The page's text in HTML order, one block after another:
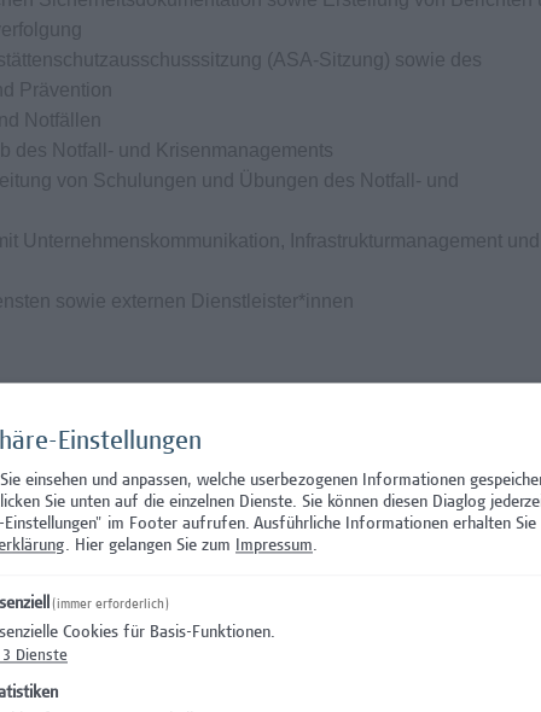
(ASA-Sitzung) sowie des
Prävention
Notfällen
des Notfall- und Krisenmanagements
von Schulungen und Übungen des Notfall- und
Unternehmenskommunikation, Infrastrukturmanagement und
sowie externen Dienstleister*innen
Ausbildung (HTL, Fachhochschule,
ASchG (oder Bereitschaft, diese zeitnah zu absolvieren)
Notfallmanagement oder vergleichbaren Funktionen
von Übungen sowie in Risiko- und
und Einsatzorganisationen
und Handeln; Entscheidungsstärke sowie
runden ihr Profil ab
Einstellungen
einsehen und anpassen, welche userbezogenen Informationen
Sie unten auf die einzelnen Dienste. Sie können diesen Diaglog
Einstellungen" im Footer aufrufen. Ausführliche Informationen erhalten Sie
. Hier gelangen Sie zum Impressum.
(immer erforderlich)
Cookies für Basis-Funktionen.
3 Dienste